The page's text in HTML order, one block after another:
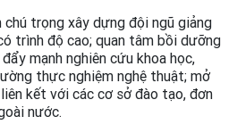
chú trọng xây dựng đội ngũ giảng
trình độ cao; quan tâm bồi dưỡng
mạnh nghiên cứu khoa học,
thực nghiệm nghệ thuật; mở
kết với các cơ sở đào tạo, đơn
nước.